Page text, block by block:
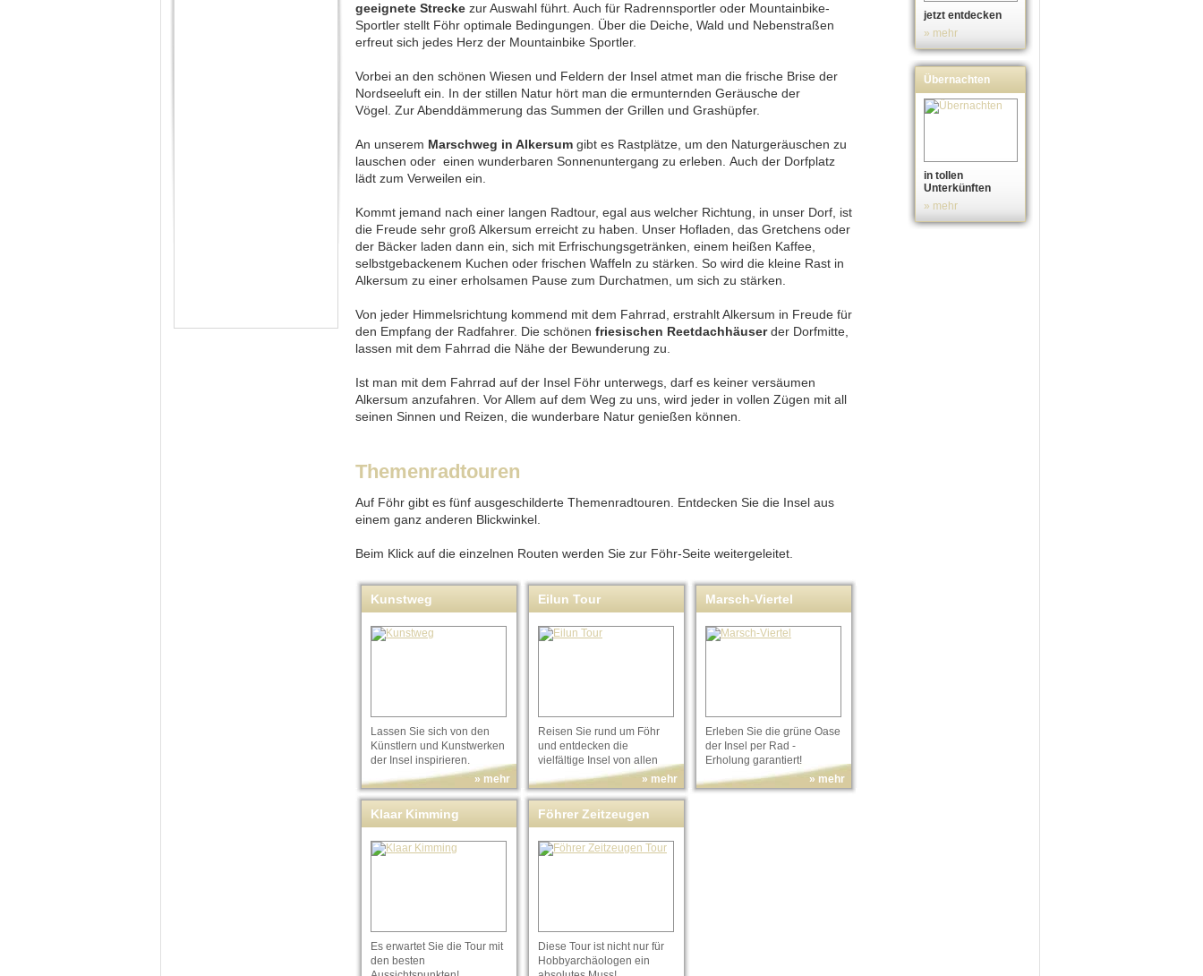
geeignete Strecke zur Auswahl führt. Auch für Radrennsportler oder Mountainbike-
Sportler stellt Föhr optimale Bedingungen. Über die Deiche, Wald und Nebenstraßen
erfreut sich jedes Herz der Mountainbike Sportler.
Vorbei an den schönen Wiesen und Feldern der Insel atmet man die frische Brise der
Nordseeluft ein. In der stillen Natur hört man die ermunternden Geräusche der
Vögel. Zur Abenddämmerung das Summen der Grillen und Grashüpfer.
An unserem Marschweg in Alkersum gibt es Rastplätze, um den Naturgeräuschen zu
lauschen oder einen wunderbaren Sonnenuntergang zu erleben. Auch der Dorfplatz
lädt zum Verweilen ein.
Kommt jemand nach einer langen Radtour, egal aus welcher Richtung, in unser Dorf, ist
die Freude sehr groß Alkersum erreicht zu haben. Unser Hofladen, das Gretchens oder
der Bäcker laden dann ein, sich mit Erfrischungsgetränken, einem heißen Kaffee,
selbstgebackenem Kuchen oder frischen Waffeln zu stärken. So wird die kleine Rast in
Alkersum zu einer erholsamen Pause zum Durchatmen, um sich zu stärken.
Von jeder Himmelsrichtung kommend mit dem Fahrrad, erstrahlt Alkersum in Freude für
den Empfang der Radfahrer. Die schönen friesischen Reetdachhäuserder Dorfmitte,
lassen mit dem Fahrrad die Nähe der Bewunderung zu.
Ist man mit dem Fahrrad auf der Insel Föhr unterwegs, darf es keiner versäumen
Alkersum anzufahren. Vor Allem auf dem Weg zu uns, wird jeder in vollen Zügen mit all
seinen Sinnen und Reizen, die wunderbare Natur genießen können.
Themenradtouren
Auf Föhr gibt es fünf ausgeschilderte Themenradtouren. Entdecken Sie die Insel aus
einem ganz anderen Blickwinkel.
Beim Klick auf die einzelnen Routen werden Sie zur Föhr-Seite weitergeleitet.
Kunstweg
Lassen Sie sich von den
Künstlern und Kunstwerken
der Insel inspirieren.
» mehr
Eilun Tour
Reisen Sie rund um Föhr
und entdecken die
vielfältige Insel von allen
» mehr
Marsch-Viertel
Erleben Sie die grüne Oase
der Insel per Rad -
Erholung garantiert!
» mehr
Klaar Kimming
Es erwartet Sie die Tour mit
den besten
Föhrer Zeitzeugen
Tour
Diese Tour ist nicht nur für
Hobbyarchäologen ein
jetzt entdecken
» mehr
Übernachten
in tollen
Unterkünften
» mehr